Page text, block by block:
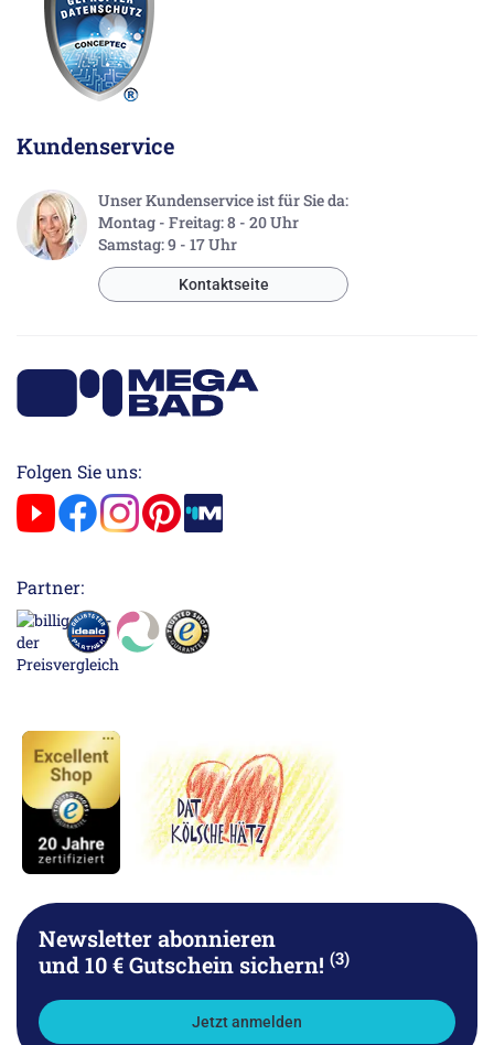
Kundenservice
Unser Kundenservice ist für Sie da:
Montag - Freitag: 8 - 20 Uhr
Samstag: 9 - 17 Uhr
Kontaktseite
Folgen Sie uns:
Partner:
Newsletter abonnieren
und 10 € Gutschein sichern! (3)
Jetzt anmelden